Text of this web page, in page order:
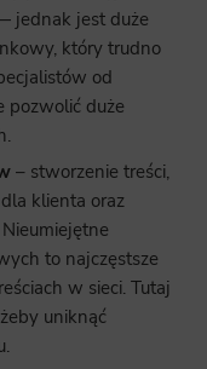
jednak jest duże
który trudno
od
pozwolić duże
– stworzenie treści,
klienta oraz
to najczęstsze
w sieci. Tutaj
uniknąć